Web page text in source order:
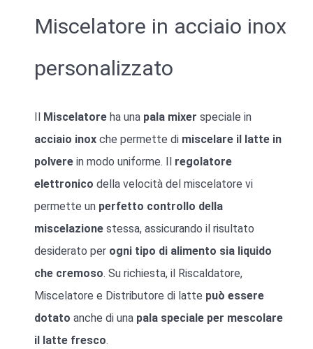
Miscelatore in acciaio inox
personalizzato
Il Miscelatore ha una pala mixer speciale in
acciaio inox che permette di miscelare il latte in
polvere in modo uniforme. Il regolatore
elettronico della velocità del miscelatore vi
permette un perfetto controllo della
miscelazione stessa, assicurando il risultato
desiderato per ogni tipo di alimento sia liquido
che cremoso. Su richiesta, il Riscaldatore,
Miscelatore e Distributore di latte può essere
dotato anche di una pala speciale per mescolare
il latte fresco.